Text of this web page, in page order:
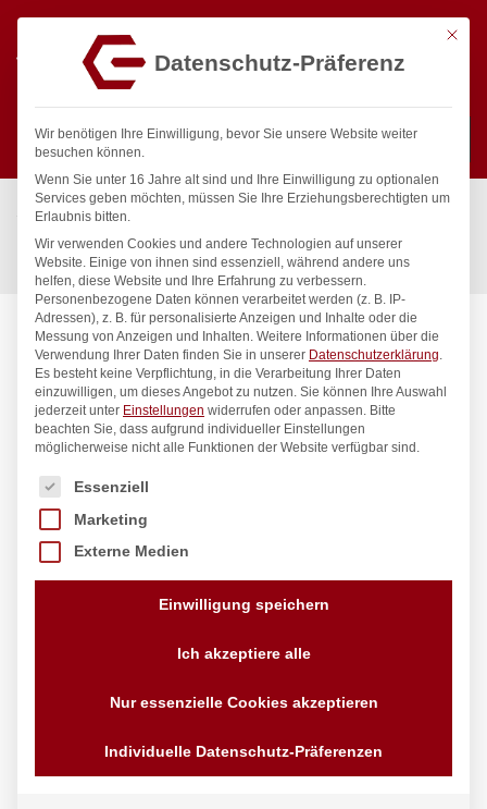
Suchen
Start / Gastronomiebedarf & Gastro Geräte für Profis
Präsentation
Tischgeschirr
Brottaschen, rund, HENDI, Beige, ø200x(H)200mm
Mit
Datenschutz-Präferenz
Wir benötigen Ihre Einwilligung, bevor Sie unsere Website weiter
besuchen können.
Wenn Sie unter 16 Jahre alt sind und Ihre Einwilligung zu optionalen
Services geben möchten, müssen Sie Ihre Erziehungsberechtigten um
Erlaubnis bitten.
Wir verwenden Cookies und andere Technologien auf unserer
Website. Einige von ihnen sind essenziell, während andere uns
helfen, diese Website und Ihre Erfahrung zu verbessern.
Personenbezogene Daten können verarbeitet werden (z. B. IP-
Adressen), z. B. für personalisierte Anzeigen und Inhalte oder die
Messung von Anzeigen und Inhalten. Weitere Informationen über die
Verwendung Ihrer Daten finden Sie in unserer Datenschutzerklärung.
Es besteht keine Verpflichtung, in die Verarbeitung Ihrer Daten
einzuwilligen, um dieses Angebot zu nutzen. Sie können Ihre Auswahl
jederzeit unter Einstellungen widerrufen oder anpassen. Bitte
beachten Sie, dass aufgrund individueller Einstellungen
möglicherweise nicht alle Funktionen der Website verfügbar sind.
Es folgt eine Liste der Service-Gruppen, für die eine
Essenziell
Marketing
Externe Medien
Einwilligung speichern
Ich akzeptiere alle
Nur essenzielle Cookies akzeptieren
Individuelle Datenschutz-Präferenzen